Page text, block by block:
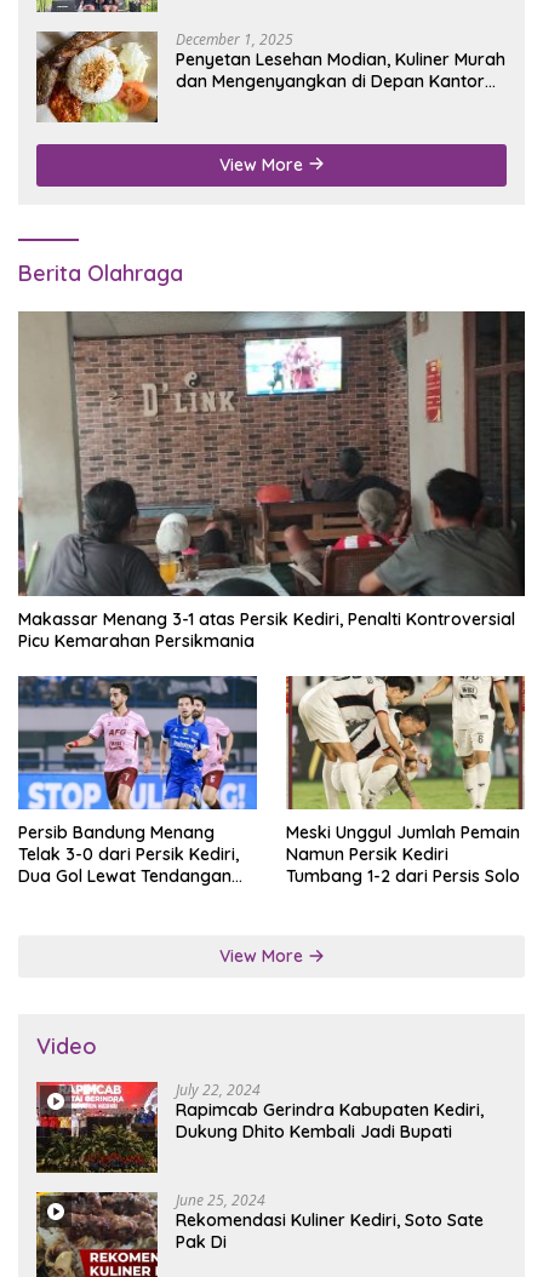
December 1, 2025
Penyetan Lesehan Modian, Kuliner Murah
dan Mengenyangkan di Depan Kantor
View More
Berita Olahraga
Makassar Menang 3-1 atas Persik Kediri, Penalti Kontroversial
Picu Kemarahan Persikmania
Persib Bandung Menang
Telak 3-0 dari Persik Kediri,
Dua Gol Lewat Tendangan
Meski Unggul Jumlah Pemain
Namun Persik Kediri
Tumbang 1-2 dari Persis Solo
View More
Video
July 22, 2024
Rapimcab Gerindra Kabupaten Kediri,
Dukung Dhito Kembali Jadi Bupati
June 25, 2024
Rekomendasi Kuliner Kediri, Soto Sate
Pak Di